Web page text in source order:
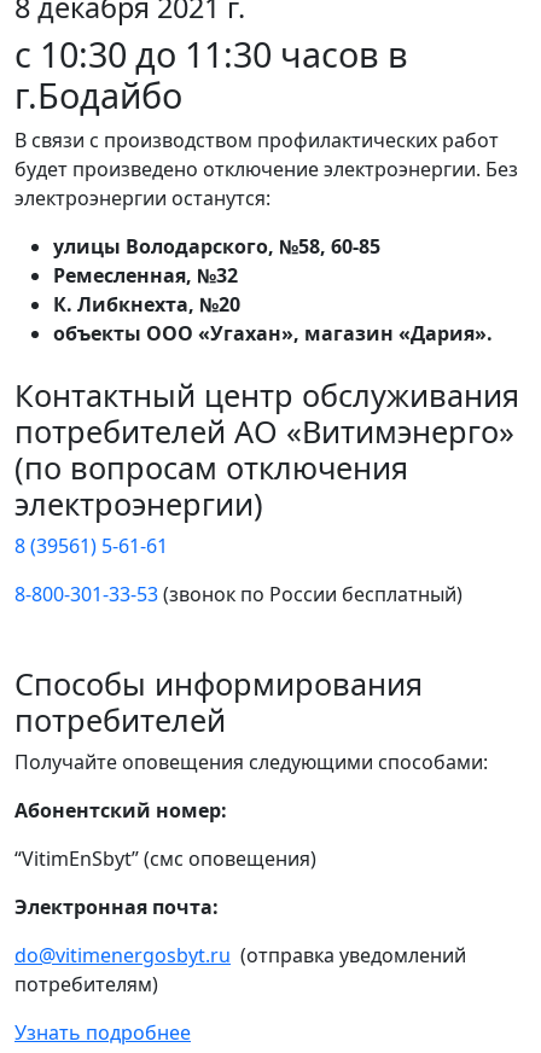
с 10:30 до 11:30 часов в
г.Бодайбо
В связи с производством профилактических работ
будет произведено отключение электроэнергии. Без
электроэнергии останутся:
улицы Володарского, №58, 60-85
Ремесленная, №32
К. Либкнехта, №20
объекты ООО «Угахан», магазин «Дария».
Контактный центр обслуживания
потребителей АО «Витимэнерго»
(по вопросам отключения
электроэнергии)
8 (39561) 5-61-61
8-800-301-33-53(звонок по России бесплатный)
Способы информирования
потребителей
Получайте оповещения следующими способами:
Абонентский номер:
“VitimEnSbyt” (смс оповещения)
Электронная почта:
do@vitimenergosbyt.ru (отправка уведомлений
потребителям)
Узнать подробнее